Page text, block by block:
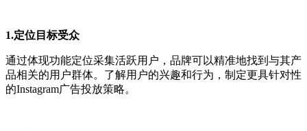
1.定位目标受众
通过体现功能定位采集活跃用户，品牌可以精准地找到与其产
品相关的用户群体。了解用户的兴趣和行为，制定更具针对性
的Instagram广告投放策略。